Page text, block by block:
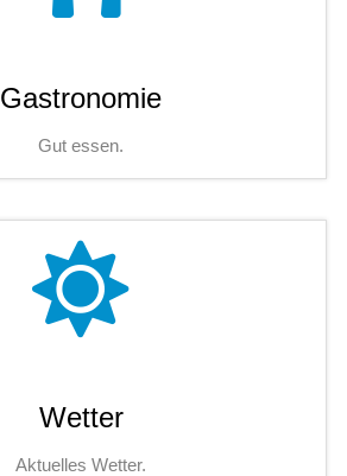
Gastronomie
Gut essen.
Wetter
Aktuelles Wetter.